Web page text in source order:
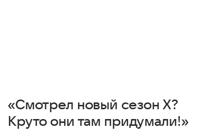
«Смотрел новый сезон Х?
Круто они там придумали!»